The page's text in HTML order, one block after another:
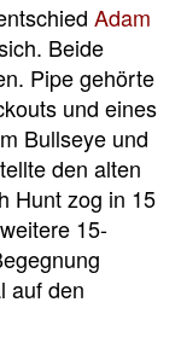
Adam
Beide
Pipe gehörte
und eines
Bullseye und
den alten
Hunt zog in 15
15-
auf den